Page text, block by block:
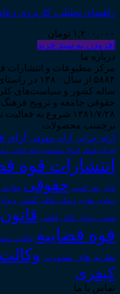
راهنمای تحلیلی، کاربردی
۱,۲۰۰,۰۰۰ تومان
افزودن به سبد خرید
درباره ما
مرکز مطبوعات و انتشارات
۵۸۸۴ از
ساله کشور و سیاست‌های کلی
۱۳۸۱/۷/۲۸ شروع به فعالیت نمود...
برچسب محصولات
آرای جزایی آرای حقوقی آرای
اجرای اسناد احوال شخصیه
انتشارات قوه
تاجر حق_کسب حقوقی
دعاوی_طاری دیوان عالی کشور
شعب_دیوان_عالی قاضی قانون
قوه قضاییه
نظریه_های_مشورتی وکالت
کیفری
تماس با ما